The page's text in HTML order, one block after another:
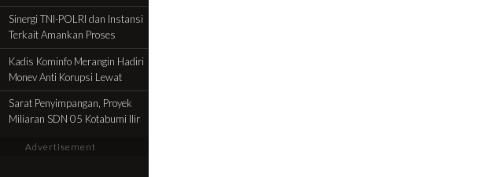
Selamat HUT Ke-81 RI
Sinergi TNI-POLRI dan Instansi
Terkait Amankan Proses
Pencocokan Fisik Objek
Sengketa di Kelurahan Selamat
Kadis Kominfo Merangin Hadiri
Monev Anti Korupsi Lewat
Zoom Dukung Penuh Desa
Sidolego Jadi Percontohan
Desa Anti Korupsi
Sarat Penyimpangan, Proyek
Miliaran SDN 05 Kotabumi Ilir
Advertisement